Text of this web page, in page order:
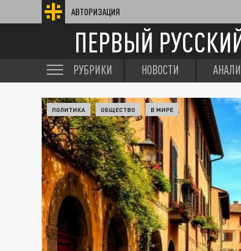
АВТОРИЗАЦИЯ
ПЕРВЫЙ
РУБРИКИ НОВОСТИ
ПОЛИТИКА ОБЩЕСТВО В МИРЕ